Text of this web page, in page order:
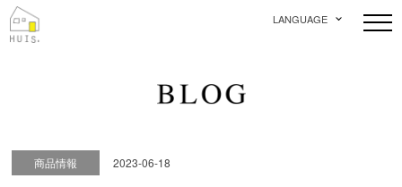
LANGUAGE
商品情報 2023-06-18